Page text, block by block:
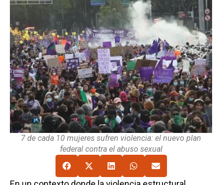
7 de cada 10 mujeres sufren violencia: el nuevo plan
federal contra el abuso sexual